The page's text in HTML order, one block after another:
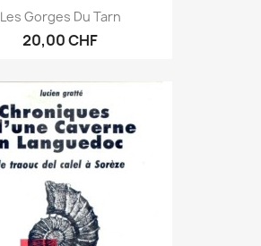
Les Gorges Du Tarn
20,00 CHF